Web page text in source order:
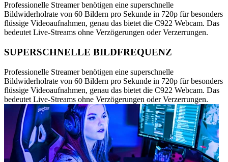
Professionelle Streamer benötigen eine superschnelle
Bildwiderholrate von 60 Bildern pro Sekunde in 720p für besonders
flüssige Videoaufnahmen, genau das bietet die C922 Webcam. Das
bedeutet Live-Streams ohne Verzögerungen oder Verzerrungen.
SUPERSCHNELLE BILDFREQUENZ
Professionelle Streamer benötigen eine superschnelle
Bildwiderholrate von 60 Bildern pro Sekunde in 720p für besonders
flüssige Videoaufnahmen, genau das bietet die C922 Webcam. Das
bedeutet Live-Streams ohne Verzögerungen oder Verzerrungen.